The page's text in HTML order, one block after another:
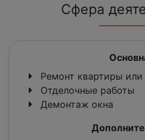
Сфера
Ремонт квартиры
Отделочные работы
Демонтаж окна